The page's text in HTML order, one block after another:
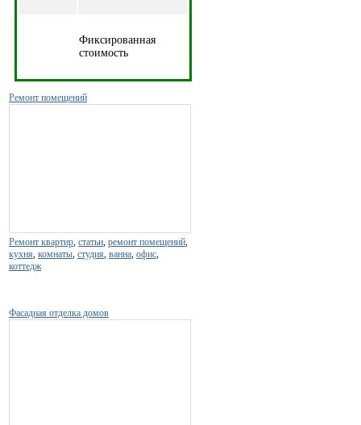
Фиксированная
стоимость
Ремонт помещений
Ремонт квартир, статьи, ремонт помещений,
кухня, комнаты, студия, ванна, офис,
коттедж
Фасадная отделка домов